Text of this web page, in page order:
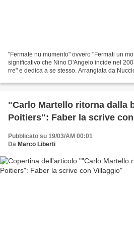
"Fermate nu mumento" ovvero "Fermati un
significativo che Nino D'Angelo incide nel
rre" e dedica a se stesso. Arrangiata da
"Carlo Martello ritorna dalla
Poitiers": Faber la scrive
Pubblicato su 19/03/AM 00:01
Da Marco Liberti